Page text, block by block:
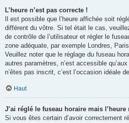
L’heure n’est pas correcte !
Il est possible que l’heure affichée soit
différent du vôtre. Si tel était le cas,
de contrôle de l’utilisateur et régler le
zone adéquate, par exemple Londres,
Veuillez noter que le réglage du fuseau
autres paramètres, n’est accessible
n’êtes pas inscrit, c’est l’occasion idéale
Haut
J’ai réglé le fuseau horaire mais
Si vous êtes certain d’avoir correctement